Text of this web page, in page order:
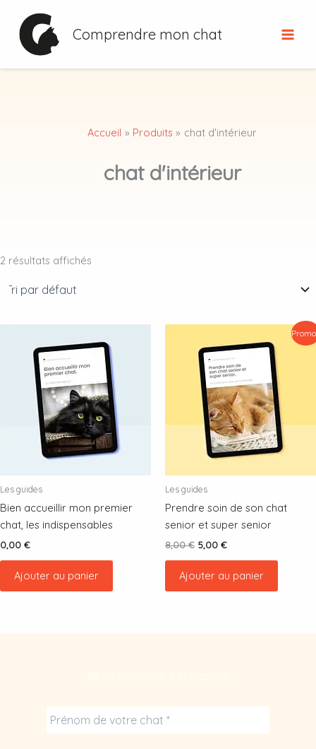
contenu
Comprendre mon chat
Accueil Produits chat d'intérieur
chat d'intérieur
2 résultats affichés
Les guides
Bien accueillir mon premier
chat, les indispensables
0,00 €
Ajouter au panier
Les guides
Prendre soin de son chat
senior et super senior
8,00€ Le
était :
8,00 €.
5,00 €Le
est :
5,00 €.
Ajouter au panier